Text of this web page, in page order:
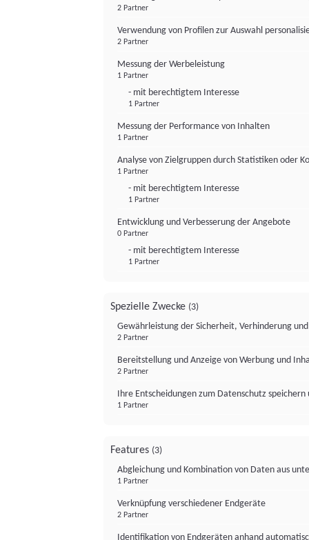
2 Partner
Verwendung von Profilen zur Auswahl
2 Partner
Messung der Werbeleistung
1 Partner
- mit berechtigtem Interesse
1 Partner
Messung der Performance von Inhalten
1 Partner
Analyse von Zielgruppen durch Statistiken oder
1 Partner
- mit berechtigtem Interesse
1 Partner
Entwicklung und Verbesserung der Angebote
0 Partner
- mit berechtigtem Interesse
1 Partner
Spezielle Zwecke (3)
Gewährleistung der Sicherheit, Verhinderung
2 Partner
Bereitstellung und Anzeige von Werbung und
2 Partner
Ihre Entscheidungen zum Datenschutz
1 Partner
Features (3)
Abgleichung und Kombination von Daten aus
1 Partner
Verknüpfung verschiedener Endgeräte
2 Partner
Identifikation von Endgeräten anhand